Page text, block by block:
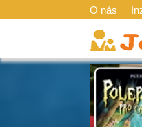
O nás